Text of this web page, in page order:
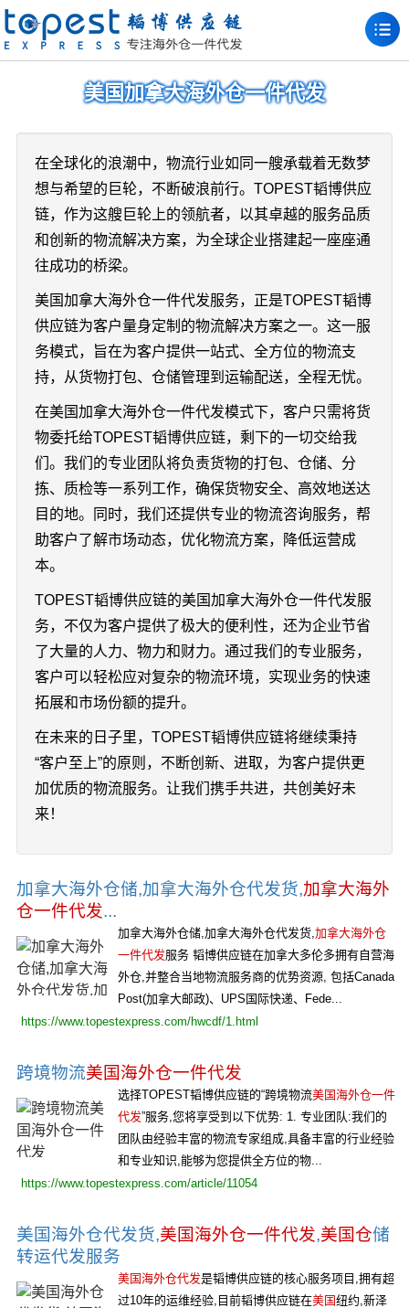
美国加拿大海外仓一件代发
在全球化的浪潮中，物流行业如同一艘承载着无数梦
想与希望的巨轮，不断破浪前行。TOPEST韬博供应
链，作为这艘巨轮上的领航者，以其卓越的服务品质
和创新的物流解决方案，为全球企业搭建起一座座通
往成功的桥梁。
美国加拿大海外仓一件代发服务，正是TOPEST韬博
供应链为客户量身定制的物流解决方案之一。这一服
务模式，旨在为客户提供一站式、全方位的物流支
持，从货物打包、仓储管理到运输配送，全程无忧。
在美国加拿大海外仓一件代发模式下，客户只需将货
物委托给TOPEST韬博供应链，剩下的一切交给我
们。我们的专业团队将负责货物的打包、仓储、分
拣、质检等一系列工作，确保货物安全、高效地送达
目的地。同时，我们还提供专业的物流咨询服务，帮
助客户了解市场动态，优化物流方案，降低运营成
本。
TOPEST韬博供应链的美国加拿大海外仓一件代发服
务，不仅为客户提供了极大的便利性，还为企业节省
了大量的人力、物力和财力。通过我们的专业服务，
客户可以轻松应对复杂的物流环境，实现业务的快速
拓展和市场份额的提升。
在未来的日子里，TOPEST韬博供应链将继续秉持
“客户至上”的原则，不断创新、进取，为客户提供更
加优质的物流服务。让我们携手共进，共创美好未
来！
加拿大海外仓储,加拿大海外仓代发货,加拿大海外
仓一件代发...
加拿大海外仓储,加拿大海外仓代发货,加拿大海外仓
一件代发服务 韬博供应链在加拿大多伦多拥有自营海
外仓,并整合当地物流服务商的优势资源, 包括Canada
Post(加拿大邮政)、UPS国际快递、Fede...
https://www.topestexpress.com/hwcdf/1.html
跨境物流美国海外仓一件代发
选择TOPEST韬博供应链的“跨境物流美国海外仓一件
代发”服务,您将享受到以下优势: 1. 专业团队:我们的
团队由经验丰富的物流专家组成,具备丰富的行业经验
和专业知识,能够为您提供全方位的物...
https://www.topestexpress.com/article/11054
美国海外仓代发货,美国海外仓一件代发,美国仓储
转运代发服务
美国海外仓代发是韬博供应链的核心服务项目,拥有超
过10年的运维经验,目前韬博供应链在美国纽约,新泽